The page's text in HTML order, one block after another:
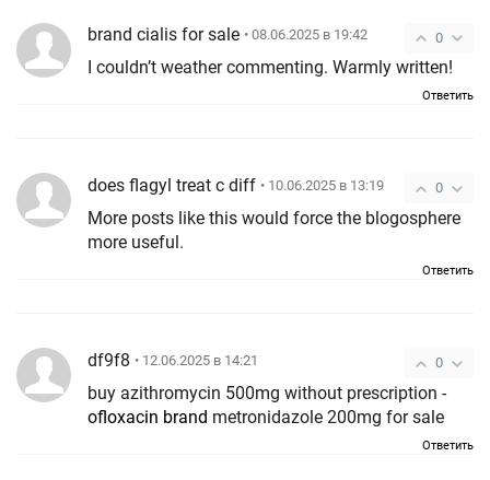
0
brand cialis for sale • 08.06.2025 в 19:42
I couldn’t weather commenting. Warmly written!
Ответить
0
does flagyl treat c diff • 10.06.2025 в 13:19
More posts like this would force the blogosphere
more useful.
Ответить
0
df9f8 • 12.06.2025 в 14:21
buy azithromycin 500mg without prescription -
ofloxacin brand metronidazole 200mg for sale
Ответить